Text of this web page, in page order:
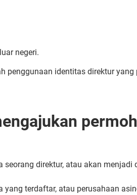
negeri.
penggunaan identitas direktur yang
direktur, atau akan menjadi
yang terdaftar, atau perusahaan